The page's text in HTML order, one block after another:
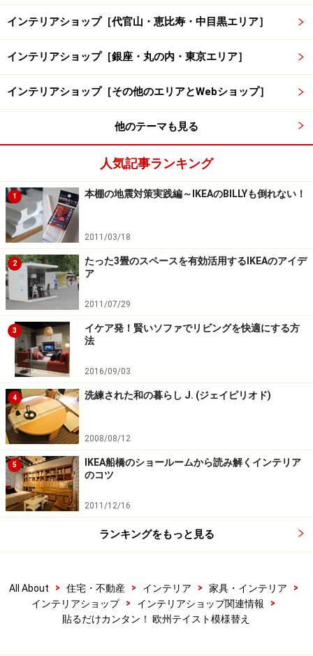
インテリアショップ［代官山・恵比寿・中目黒エリア］
インテリアショップ［銀座・丸の内・東京エリア］
インテリアショップ［その他のエリアとWebショップ］
他のテーマも見る
人気記事ランキング
1 本棚の地震対策実践編～IKEAのBILLYも倒れない！
2011/03/18
2
たった3畳のスペースを有効活用するIKEAのアイデ
ア
2011/07/29
3
イケア発！賢いソファでリビングを快適にする方
法
2016/09/03
4 洗練された和の暮らし J. (ジェイピリオド)
2008/08/12
5
IKEA船橋のショールームから読み解くインテリア
のコツ
2011/12/16
ランキングをもっと見る
All About > 住宅・不動産 > インテリア > 家具・インテリア
>
インテリアショップ
> インテリアショップ関連情報
>
貼るだけカンタン！ 欧州テイスト模様替え